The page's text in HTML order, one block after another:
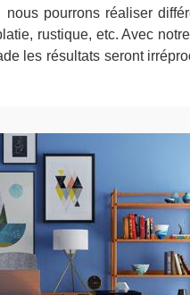
pourrons réaliser
rustique, etc. Avec
les résultats seront